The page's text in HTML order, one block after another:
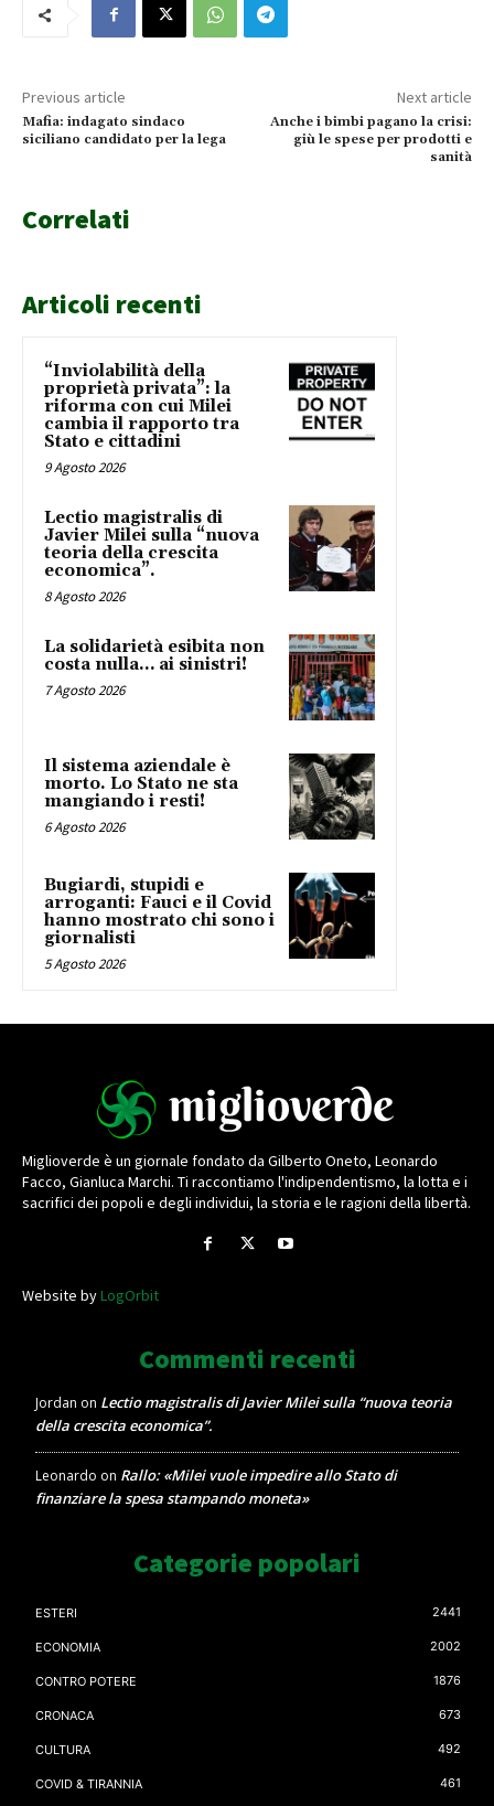
Previous article
Mafia: indagato sindaco
siciliano candidato per la lega
Next article
Anche i bimbi pagano la crisi:
giù le spese per prodotti e
sanità
Correlati
Articoli recenti
“Inviolabilità della
proprietà privata”: la
riforma con cui Milei
cambia il rapporto tra
Stato e cittadini
9 Agosto 2026
Lectio magistralis di
Javier Milei sulla “nuova
teoria della crescita
economica”.
8 Agosto 2026
La solidarietà esibita non
costa nulla… ai sinistri!
7 Agosto 2026
Il sistema aziendale è
morto. Lo Stato ne sta
mangiando i resti!
6 Agosto 2026
Bugiardi, stupidi e
arroganti: Fauci e il Covid
hanno mostrato chi sono i
giornalisti
5 Agosto 2026
Miglioverde è un giornale fondato da Gilberto Oneto, Leonardo
Facco, Gianluca Marchi. Ti raccontiamo l'indipendentismo, la lotta e i
sacrifici dei popoli e degli individui, la storia e le ragioni della libertà.
Website byLogOrbit
Commenti recenti
Jordan on Lectio magistralis di Javier Milei sulla “nuova teoria
della crescita economica”.
Leonardo on Rallo: «Milei vuole impedire allo Stato di
finanziare la spesa stampando moneta»
Categorie popolari
ESTERI 2441
ECONOMIA 2002
CONTRO POTERE 1876
CRONACA 673
CULTURA 492
COVID & TIRANNIA 461